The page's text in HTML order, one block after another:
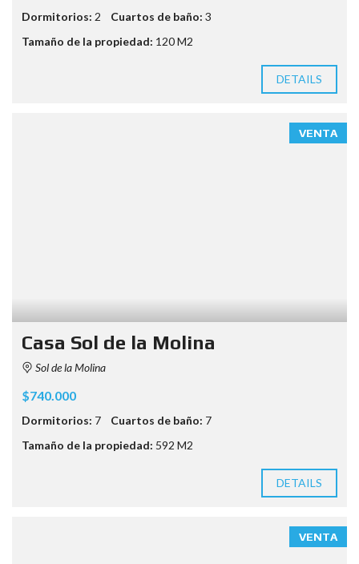
Dormitorios: 2 Cuartos de baño: 3
Tamaño de la propiedad: 120 M2
DETAILS
VENTA
Casa Sol de la Molina
Sol de la Molina
$740.000
Dormitorios: 7 Cuartos de baño: 7
Tamaño de la propiedad: 592 M2
DETAILS
VENTA